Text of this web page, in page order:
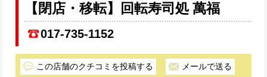
【閉店・移転】回転寿司処 萬福
017-735-1152
この店舗のクチコミを投稿する メールで送る